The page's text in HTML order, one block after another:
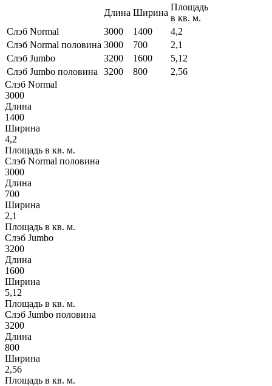
Длина Ширина
Площадь
в кв. м.
Слэб Normal
3000 1400
4,2
Слэб Normal половина 3000 700
2,1
Слэб Jumbo
3200 1600
5,12
Слэб Jumbo половина
3200 800
2,56
Слэб Normal
3000
Длина
1400
Ширина
4,2
Площадь в кв. м.
Слэб Normal половина
3000
Длина
700
Ширина
2,1
Площадь в кв. м.
Слэб Jumbo
3200
Длина
1600
Ширина
5,12
Площадь в кв. м.
Слэб Jumbo половина
3200
Длина
800
Ширина
2,56
Площадь в кв. м.